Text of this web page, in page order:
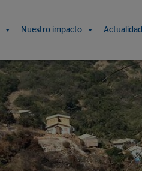
Nuestro impacto Actualidad